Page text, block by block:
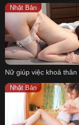
Nhật Bản
Nhật Bản